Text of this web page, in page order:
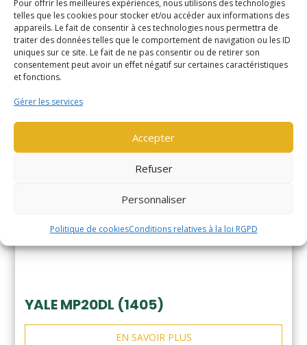
Pour offrir les meilleures expériences, nous utilisons des technologies
telles que les cookies pour stocker et/ou accéder aux informations des
appareils. Le fait de consentir à ces technologies nous permettra de
traiter des données telles que le comportement de navigation ou les ID
uniques sur ce site. Le fait de ne pas consentir ou de retirer son
consentement peut avoir un effet négatif sur certaines caractéristiques
et fonctions.
Gérer les services
Accepter
Refuser
Personnaliser
Politique de cookiesConditions relatives à la loi RGPD
YALE MS14XIL (2510)
YALE MP20DL (1405)
EN SAVOIR PLUS